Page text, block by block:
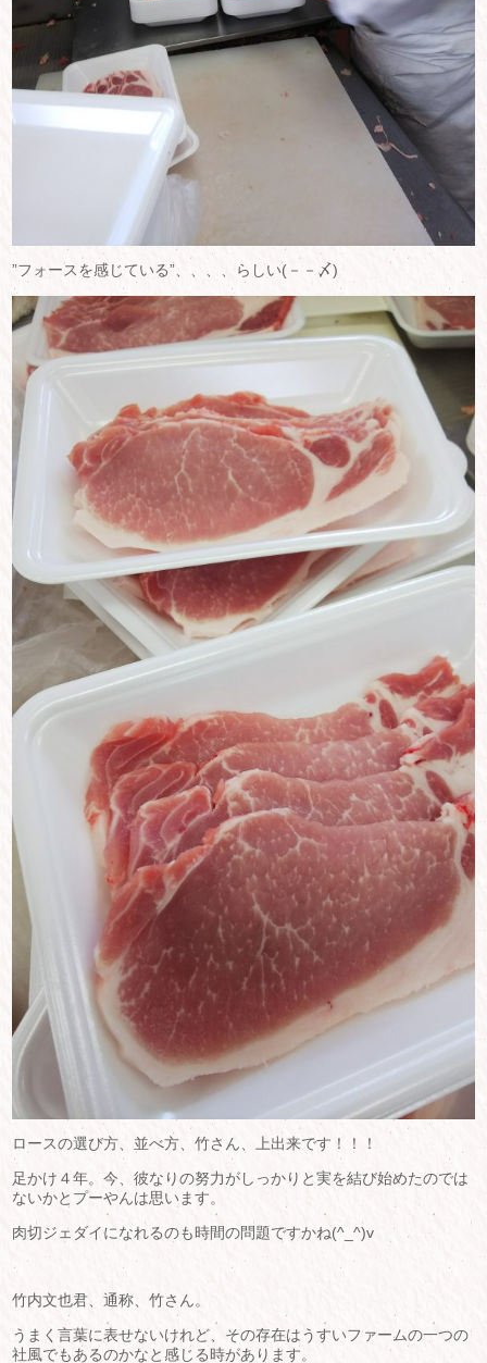
”フォースを感じている”、、、、らしい(－－〆)
ロースの選び方、並べ方、竹さん、上出来です！！！
足かけ４年。今、彼なりの努力がしっかりと実を結び始めたのでは
ないかとプーやんは思います。
肉切ジェダイになれるのも時間の問題ですかね(^_^)v
竹内文也君、通称、竹さん。
うまく言葉に表せないけれど、その存在はうすいファームの一つの
社風でもあるのかなと感じる時があります。